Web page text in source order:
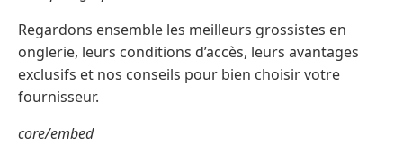
Regardons ensemble les meilleurs grossistes en
onglerie, leurs conditions d’accès, leurs avantages
exclusifs et nos conseils pour bien choisir votre
fournisseur.
core/embed